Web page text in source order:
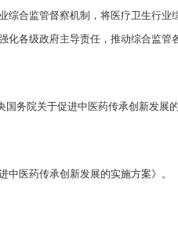
综合监管督察机制，将医疗卫生行
化各级政府主导责任，推动综合监管
国务院关于促进中医药传承创新发展
中医药传承创新发展的实施方案》。